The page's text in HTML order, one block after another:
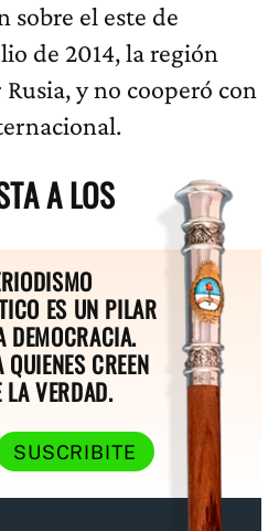
sobre el este de
de 2014, la región
y no cooperó con
A LOS
ES UN PILAR
DEMOCRACIA.
CREEN
LA VERDAD.
SUSCRIBITE